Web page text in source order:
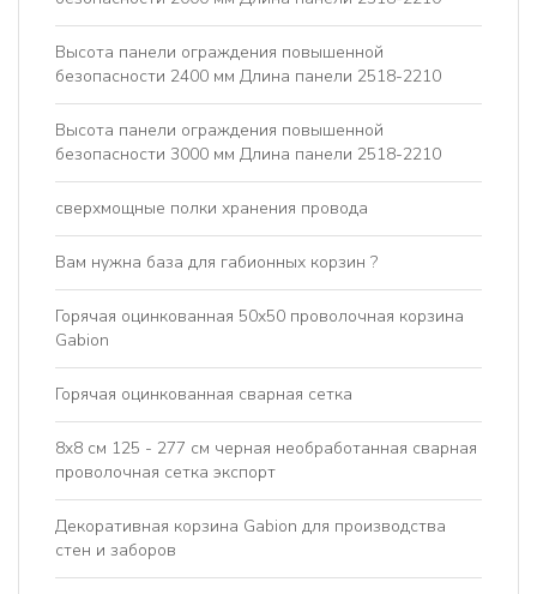
Высота панели ограждения повышенной
безопасности 2400 мм Длина панели 2518-2210
Высота панели ограждения повышенной
безопасности 3000 мм Длина панели 2518-2210
сверхмощные полки хранения провода
Вам нужна база для габионных корзин ?
Горячая оцинкованная 50x50 проволочная корзина
Gabion
Горячая оцинкованная сварная сетка
8x8 см 125 - 277 см черная необработанная сварная
проволочная сетка экспорт
Декоративная корзина Gabion для производства
стен и заборов